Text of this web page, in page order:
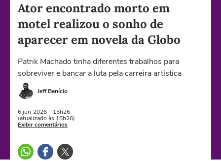
Ator encontrado morto em
motel realizou o sonho de
aparecer em novela da Globo
Patrik Machado tinha diferentes trabalhos para
sobreviver e bancar a luta pela carreira artística
Jeff Benício
6 jun 2026 - 15h26
(atualizado às 15h26)
Exibir comentários